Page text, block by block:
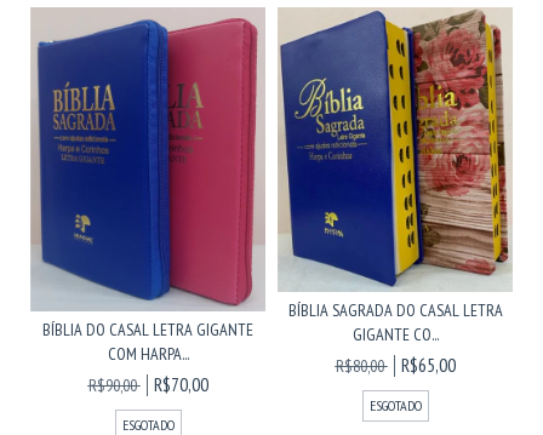
BÍBLIA DO CASAL LETRA GIGANTE
COM HARPA...
R$90,00
R$70,00
ESGOTADO
BÍBLIA SAGRADA DO CASAL LETRA
GIGANTE CO...
R$80,00
R$65,00
ESGOTADO